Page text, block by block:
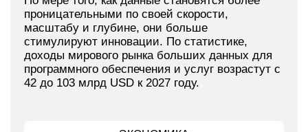
проницательными по своей скорости,
масштабу и глубине, они больше
стимулируют инновации. По статистике,
доходы мирового рынка больших данных для
программного обеспечения и услуг возрастут с
42 до 103 млрд USD к 2027 году.